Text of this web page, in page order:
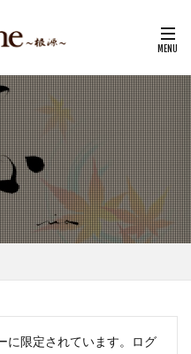
に限定されています。ログ